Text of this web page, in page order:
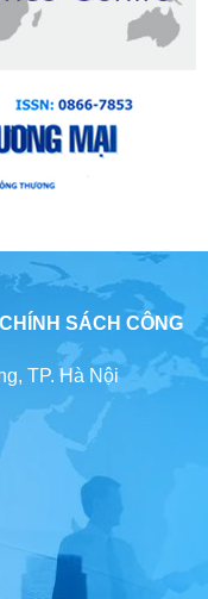
SÁCH CÔNG
TP. Hà Nội